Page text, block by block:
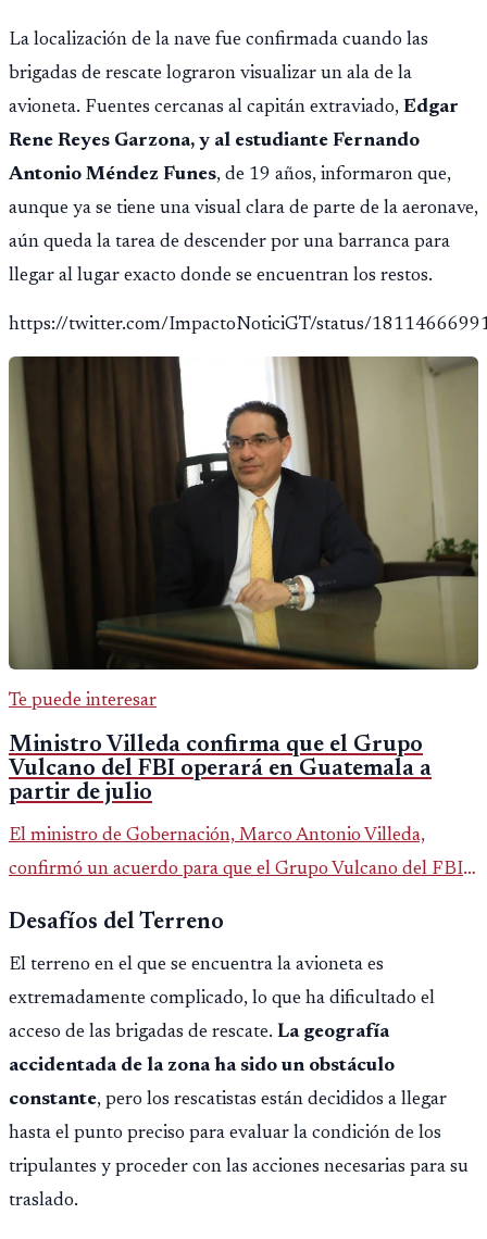
La localización de la nave fue confirmada cuando las
brigadas de rescate lograron visualizar un ala de la
avioneta. Fuentes cercanas al capitán extraviado, Edgar
Rene Reyes Garzona, y al estudiante Fernando
Antonio Méndez Funes, de 19 años, informaron que,
aunque ya se tiene una visual clara de parte de la aeronave,
aún queda la tarea de descender por una barranca para
llegar al lugar exacto donde se encuentran los restos.
https://twitter.com/ImpactoNoticiGT/status/
Te puede interesar
Ministro Villeda confirma que el Grupo
Vulcano del FBI operará en Guatemala a
partir de julio
El ministro de Gobernación, Marco Antonio Villeda,
confirmó un acuerdo para que el Grupo Vulcano del FBI
Público.
Desafíos del Terreno
El terreno en el que se encuentra la avioneta es
extremadamente complicado, lo que ha dificultado el
acceso de las brigadas de rescate. La geografía
accidentada de la zona ha sido un obstáculo
constante, pero los rescatistas están decididos a llegar
hasta el punto preciso para evaluar la condición de los
tripulantes y proceder con las acciones necesarias para su
traslado.